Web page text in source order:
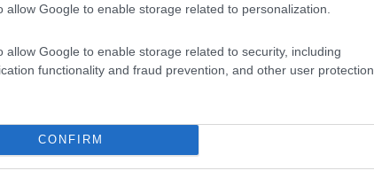
allow Google to enable storage related to personalization.
allow Google to enable storage related to security, including
functionality and fraud prevention, and other user protection.
CONFIRM